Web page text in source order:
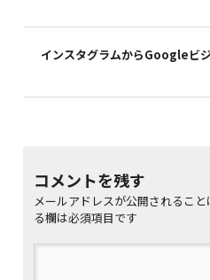
インスタグラムからGoogleビ
コメントを残す
メールアドレスが公開されること
る欄は必須項目です